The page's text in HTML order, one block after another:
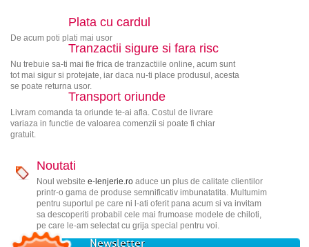
Plata cu cardul
De acum poti plati mai usor
Tranzactii sigure si fara risc
Nu trebuie sa-ti mai fie frica de tranzactiile online, acum sunt
tot mai sigur si protejate, iar daca nu-ti place produsul, acesta
se poate returna usor.
Transport oriunde
Livram comanda ta oriunde te-ai afla. Costul de livrare
variaza in functie de valoarea comenzii si poate fi chiar
gratuit.
Noutati
Noul website e-lenjerie.roaduce un plus de calitate clientilor
printr-o gama de produse semnificativ imbunatatita. Multumim
pentru suportul pe care ni l-ati oferit pana acum si va invitam
sa descoperiti probabil cele mai frumoase modele de chiloti,
pe care le-am selectat cu grija special pentru voi.
Newsletter